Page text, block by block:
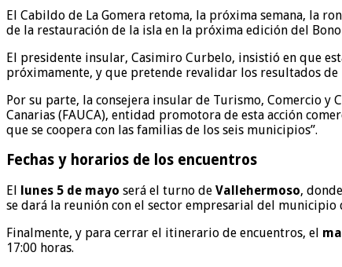
El Cabildo de La Gomera retoma, la próxima semana, la
de la restauración de la isla en la próxima edición del Bono
El presidente insular, Casimiro Curbelo, insistió en que
próximamente, y que pretende revalidar los resultados
Por su parte, la consejera insular de Turismo, Comercio y
Canarias (FAUCA), entidad promotora de esta acción
que se coopera con las familias de los seis municipios”.
Fechas y horarios de los encuentros
El lunes 5 de mayo será el turno de Vallehermoso,
se dará la reunión con el sector empresarial del municipio
Finalmente, y para cerrar el itinerario de encuentros, el
17:00 horas.